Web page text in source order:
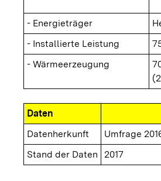
- Energieträger
- Installierte Leistung
- Wärmeerzeugung
Daten
Datenherkunft
Umfrage
Stand der Daten
2017